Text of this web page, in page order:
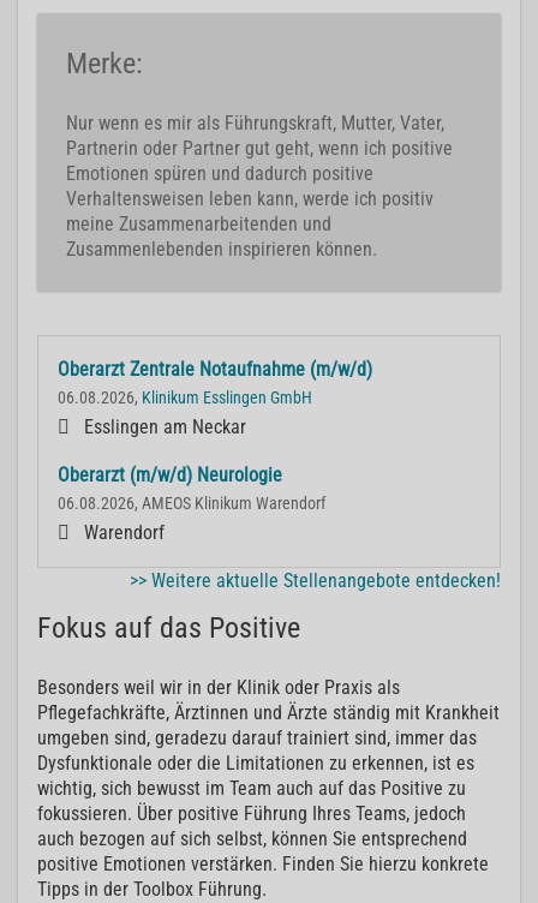
Merke:
Nur wenn es mir als Führungskraft, Mutter, Vater,
Partnerin oder Partner gut geht, wenn ich positive
Emotionen spüren und dadurch positive
Verhaltensweisen leben kann, werde ich positiv
meine Zusammenarbeitenden und
Zusammenlebenden inspirieren können.
Oberarzt Zentrale Notaufnahme (m/w/d)
06.08.2026, Klinikum Esslingen GmbH
Esslingen am Neckar
Oberarzt (m/w/d) Neurologie
06.08.2026, AMEOS Klinikum Warendorf
Warendorf
>> Weitere aktuelle Stellenangebote entdecken!
Fokus auf das Positive
Besonders weil wir in der Klinik oder Praxis als
Pflegefachkräfte, Ärztinnen und Ärzte ständig mit Krankheit
umgeben sind, geradezu darauf trainiert sind, immer das
Dysfunktionale oder die Limitationen zu erkennen, ist es
wichtig, sich bewusst im Team auch auf das Positive zu
fokussieren. Über positive Führung Ihres Teams, jedoch
auch bezogen auf sich selbst, können Sie entsprechend
positive Emotionen verstärken. Finden Sie hierzu konkrete
Tipps in der Toolbox Führung.